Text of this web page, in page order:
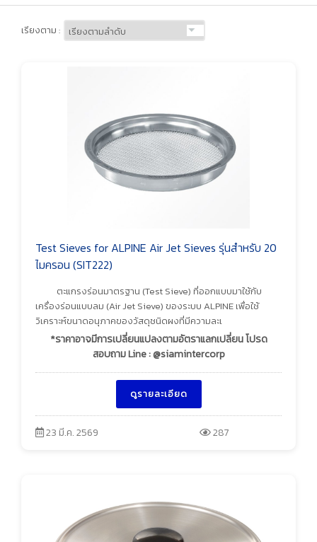
CALIBRATION
เรียงตาม :
Test Sieves for ALPINE Air Jet Sieves รุ่นสำหรับ 20
ไมครอน (SIT222)
ตะแกรงร่อนมาตรฐาน (Test Sieve) ที่ออกแบบมาใช้กับ
เครื่องร่อนแบบลม (Air Jet Sieve) ของระบบ ALPINE เพื่อใช้
วิเคราะห์ขนาดอนุภาคของวัสดุชนิดผงที่มีความละเ
*ราคาอาจมีการเปลี่ยนแปลงตามอัตราแลกเปลี่ยน โปรด
สอบถาม Line : @siamintercorp
ดูรายละเอียด
23 มี.ค. 2569 287